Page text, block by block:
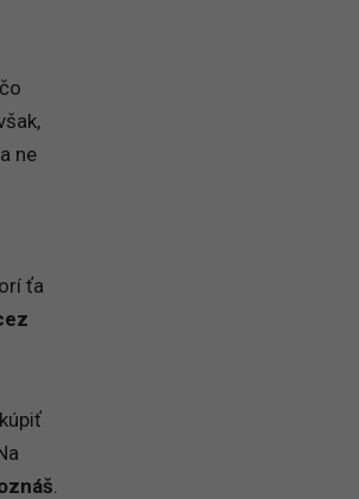
ne
ťa